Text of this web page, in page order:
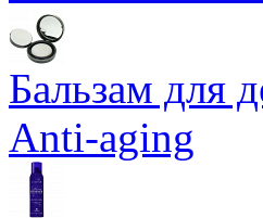
Бальзам для
Anti-aging